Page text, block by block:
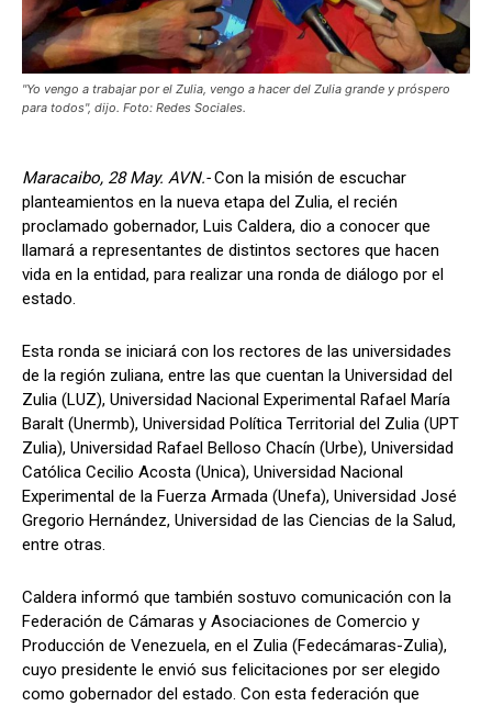
"Yo vengo a trabajar por el Zulia, vengo a hacer del Zulia grande y próspero
para todos", dijo. Foto: Redes Sociales.
Maracaibo, 28 May. AVN.-Con la misión de escuchar
planteamientos en la nueva etapa del Zulia, el recién
proclamado gobernador, Luis Caldera, dio a conocer que
llamará a representantes de distintos sectores que hacen
vida en la entidad, para realizar una ronda de diálogo por el
estado.
Esta ronda se iniciará con los rectores de las universidades
de la región zuliana, entre las que cuentan la Universidad del
Zulia (LUZ), Universidad Nacional Experimental Rafael María
Baralt (Unermb), Universidad Política Territorial del Zulia (UPT
Zulia), Universidad Rafael Belloso Chacín (Urbe), Universidad
Católica Cecilio Acosta (Unica), Universidad Nacional
Experimental de la Fuerza Armada (Unefa), Universidad José
Gregorio Hernández, Universidad de las Ciencias de la Salud,
entre otras.
Caldera informó que también sostuvo comunicación con la
Federación de Cámaras y Asociaciones de Comercio y
Producción de Venezuela, en el Zulia (Fedecámaras-Zulia),
cuyo presidente le envió sus felicitaciones por ser elegido
como gobernador del estado. Con esta federación que